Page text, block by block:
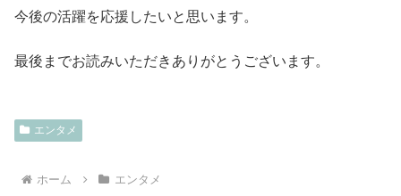
今後の活躍を応援したいと思います。
最後までお読みいただきありがとうございます。
エンタメ
ホーム エンタメ